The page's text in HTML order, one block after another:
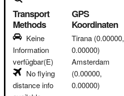
Transport
Methods
Keine
Information
verfügbar(E)
No flying
distance info
GPS
Koordinaten
Tirana (0.00000,
0.00000)
Amsterdam
(0.00000,
0.00000)